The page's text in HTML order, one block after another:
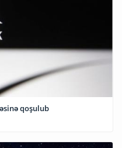
qoşulub